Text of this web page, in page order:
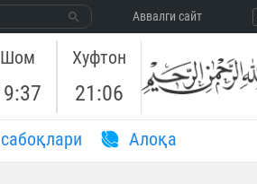
Aввалги сайт
Шом Хуфтон
21:06
Aлоқа